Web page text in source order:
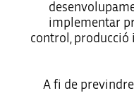
implementar
control, producció
A fi de